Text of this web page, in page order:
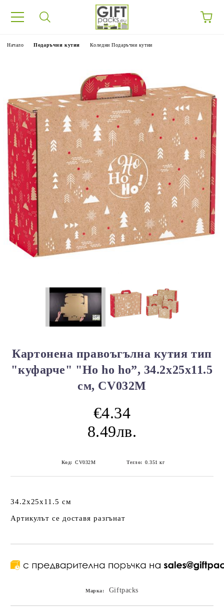
Начало Подаръчни кутии Коледни Подаръчни кутии
Картонена правоъгълна кутия тип
"куфарче" "Ho ho ho”, 34.2x25x11.5
см, CV032M
€4.34
8.49лв.
Код: CV032M Тегло: 0.351 кг
34.2x25x11.5 см
Артикулът се доставя разгънат
Марка: Giftpacks